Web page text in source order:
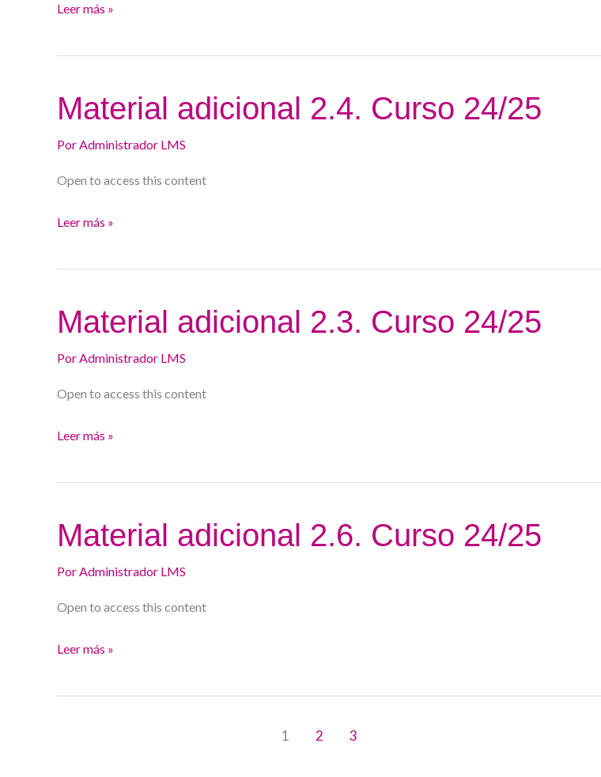
Leer más »
Material adicional 2.4. Curso 24/25
PorAdministrador LMS
Open to access this content
Material
adicional
2.4.
24/25
Leer más »
Material adicional 2.3. Curso 24/25
PorAdministrador LMS
Open to access this content
Material
adicional
2.3.
24/25
Leer más »
Material adicional 2.6. Curso 24/25
PorAdministrador LMS
Open to access this content
Material
adicional
2.6.
24/25
Leer más »
1 2 3